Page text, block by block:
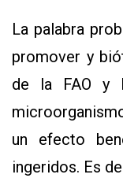
APP
SMARTPHONE
La palabra
promover y
de la FAO y
un efecto
ingeridos. Es